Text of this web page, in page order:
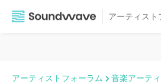
アーティスト
アーティストフォーラム 音楽アーテ